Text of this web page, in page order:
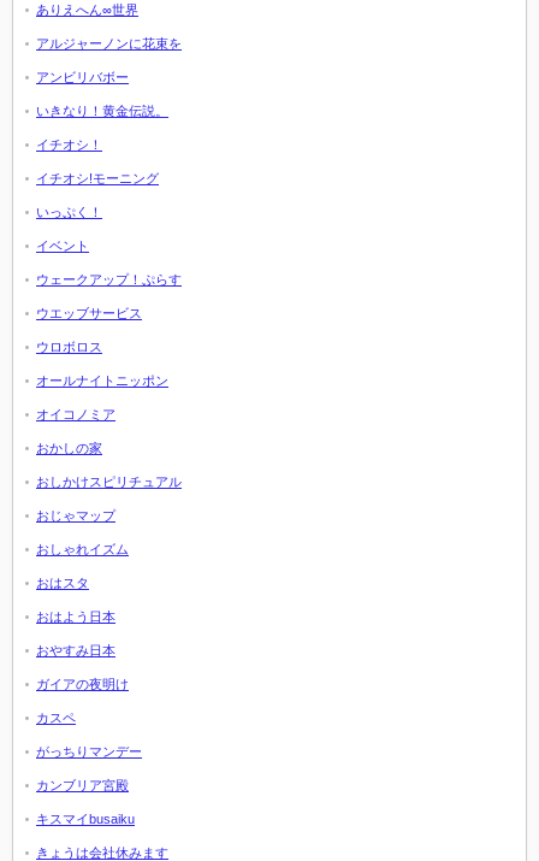
ありえへん∞世界
アルジャーノンに花束を
アンビリバボー
いきなり！黄金伝説。
イチオシ！
イチオシ!モーニング
いっぷく！
イベント
ウェークアップ！ぷらす
ウエッブサービス
ウロボロス
オールナイトニッポン
オイコノミア
おかしの家
おしかけスピリチュアル
おじゃマップ
おしゃれイズム
おはスタ
おはよう日本
おやすみ日本
ガイアの夜明け
カスペ
がっちりマンデー
カンブリア宮殿
キスマイbusaiku
きょうは会社休みます